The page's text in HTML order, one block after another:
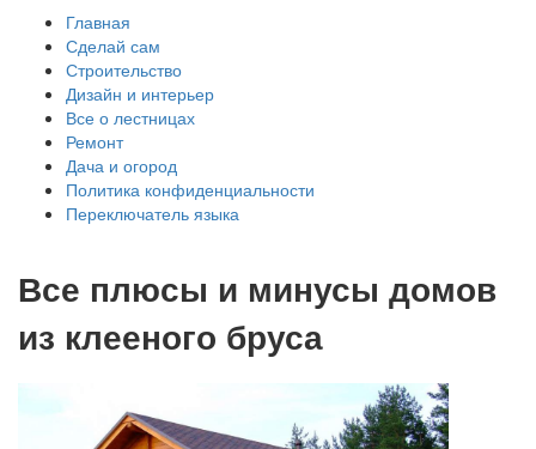
Главная
Сделай сам
Строительство
Дизайн и интерьер
Все о лестницах
Ремонт
Дача и огород
Политика конфиденциальности
Переключатель языка
Все плюсы и минусы домов
из клееного бруса